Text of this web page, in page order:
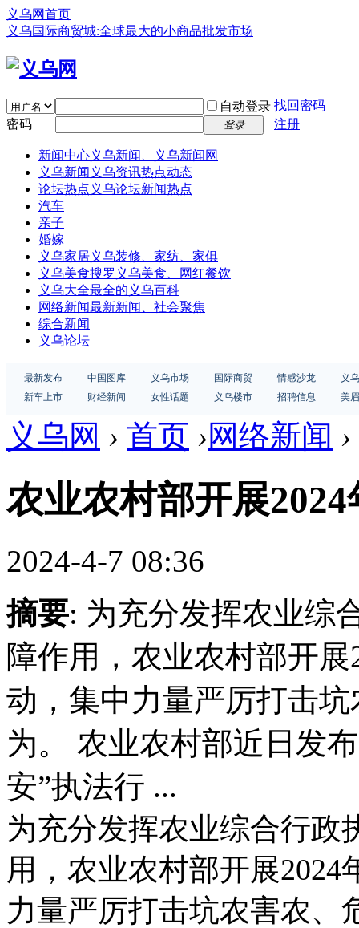
义乌网首页
义乌国际商贸城:全球最大的小商品批发市场
自动登录 找回密码
密码
登录 注册
新闻中心义乌新闻、义乌新闻网
义乌新闻 义乌资讯热点动态
论坛热点 义乌论坛新闻热点
汽车
亲子
婚嫁
义乌家居义乌装修、家纺、家俱
义乌美食搜罗义乌美食、网红餐饮
义乌大全最全的义乌百科
网络新闻最新新闻、社会聚焦
综合新闻
义乌论坛
最新发布 中国图库 义乌市场 国际商贸 情感沙龙
义
新车上市
财经新闻 女性话题 义乌楼市 招聘信息 美
义乌网 › 首页 ›网络新闻 ›
农业农村部开展
2024-4-7 08:36
摘要: 为充分发挥农业综
障作用，农业农村部开
动，集中力量严厉打击
为。 农业农村部近日发
安”执法行 ...
为充分发挥农业综合行政
用，农业农村部开展2024
力量严厉打击坑农害农、